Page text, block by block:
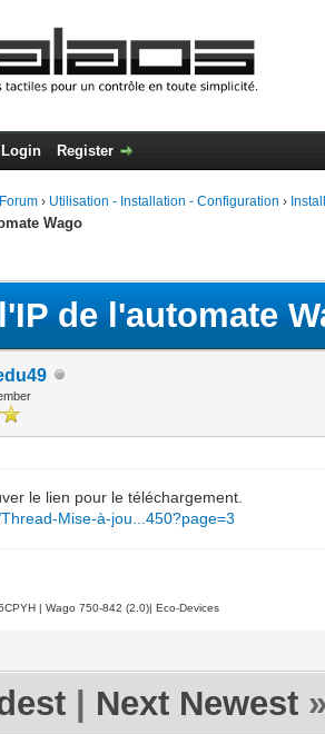
Login Register
› Utilisation - Installation - Configuration ›
Wago
de l'automate
le lien pour le téléchargement.
Mise-à-jou...450?page=3
| Wago 750-842 (2.0)| Eco-Devices
Next Newest